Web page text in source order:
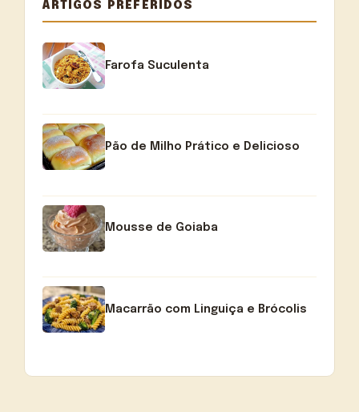
ARTIGOS PREFERIDOS
Farofa Suculenta
Pão de Milho Prático e Delicioso
Mousse de Goiaba
Macarrão com Linguiça e Brócolis